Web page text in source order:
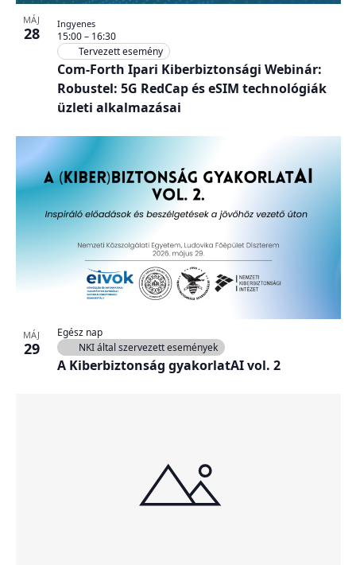
MÁJ
28
Com-Forth Ipari Kiberbiztonsági Webinár:
Robustel: 5G RedCap és eSIM technológiák
üzleti alkalmazásai
15:00– 16:30
Tervezett esemény
Ingyenes
MÁJ
29
A Kiberbiztonság gyakorlatAI vol. 2
Egész nap
NKI által szervezett események